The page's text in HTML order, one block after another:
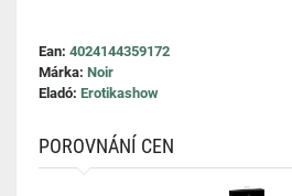
Ean: 4024144359172
Márka: Noir
Eladó: Erotikashow
POROVNÁNÍ CEN